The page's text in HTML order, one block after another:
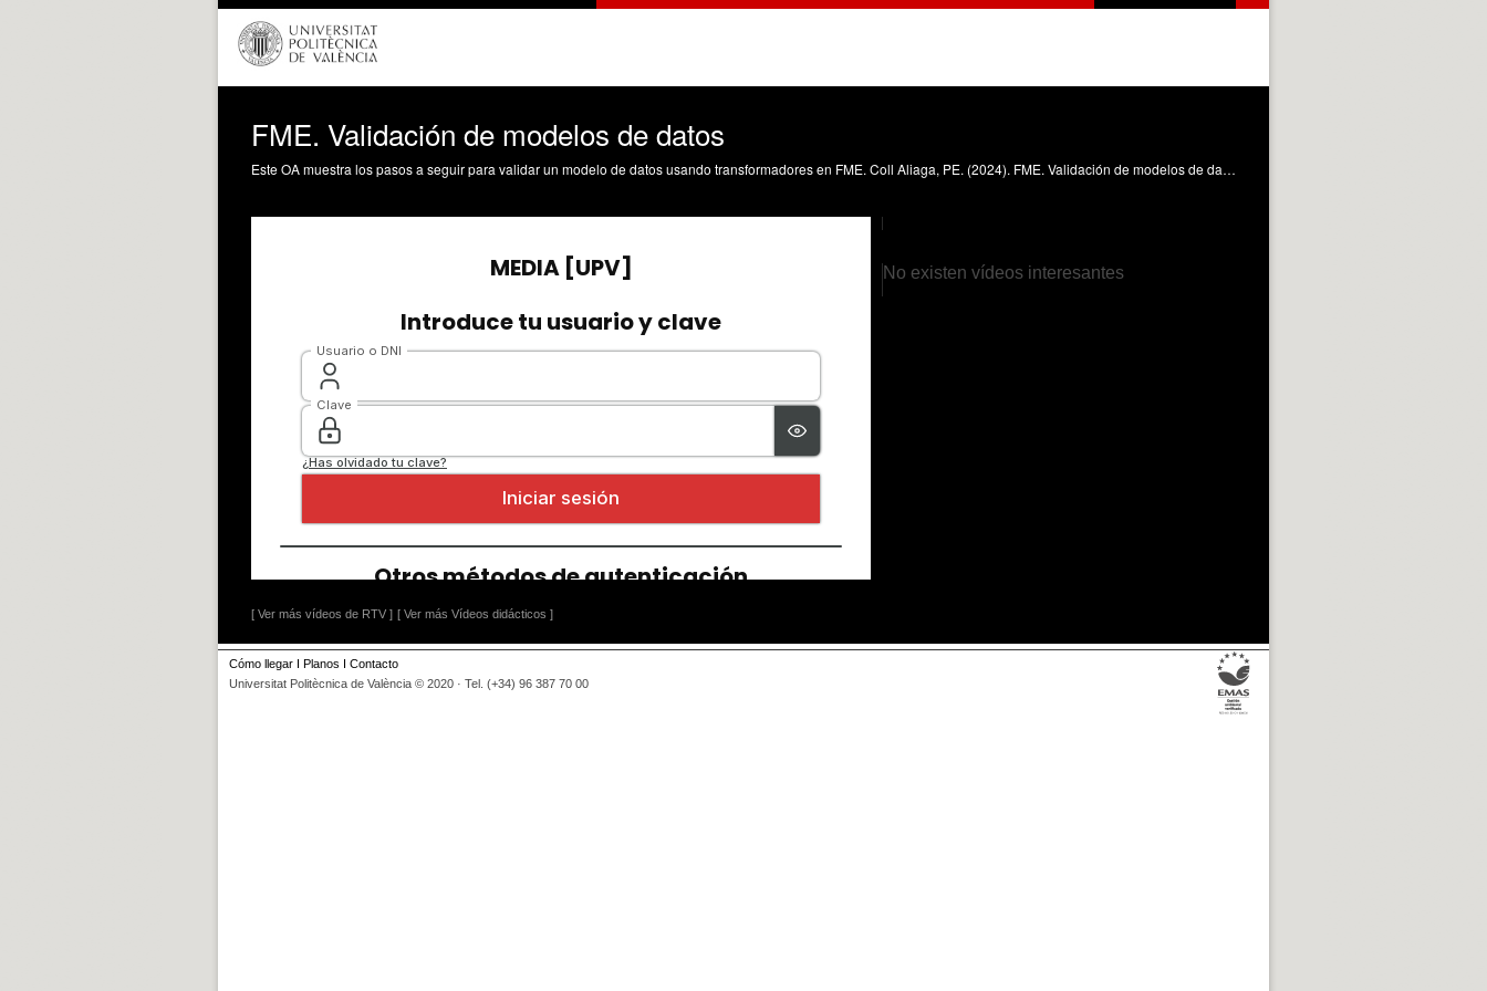
FME. Validación de modelos de datos
Este OA muestra los pasos a seguir para validar un modelo de datos usando transformadores en FME. Coll Aliaga, PE. (2024). FME. Validación de modelos de datos. https://riunet.upv.es/handle/10251/205040 DER
[ Ver más vídeos de RTV ] [ Ver más Vídeos didácticos ]
No existen vídeos interesantes
Cómo llegar I Planos I Contacto
Universitat Politècnica de València © 2020 · Tel. (+34) 96 387 70 00